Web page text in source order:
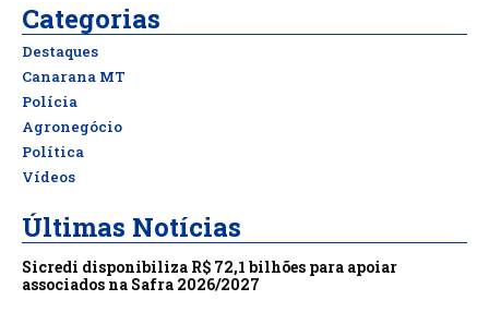
Categorias
Destaques
Canarana MT
Polícia
Agronegócio
Política
Vídeos
Últimas Notícias
Sicredi disponibiliza R$ 72,1 bilhões para apoiar
associados na Safra 2026/2027